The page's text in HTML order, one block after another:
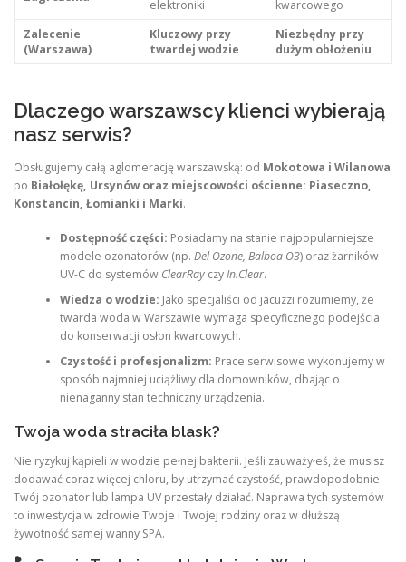
elektroniki
kwarcowego
Zalecenie
(Warszawa)
Kluczowy przy
twardej wodzie
Niezbędny przy
dużym obłożeniu
Dlaczego warszawscy klienci wybierają
nasz serwis?
Obsługujemy całą aglomerację warszawską: od Mokotowa i Wilanowa
po Białołękę, Ursynów oraz miejscowości ościenne: Piaseczno,
Konstancin, Łomianki i Marki.
Dostępność części: Posiadamy na stanie najpopularniejsze
modele ozonatorów (np. Del Ozone, Balboa O3) oraz żarników
UV-C do systemów ClearRayczyIn.Clear.
Wiedza o wodzie: Jako specjaliści od jacuzzi rozumiemy, że
twarda woda w Warszawie wymaga specyficznego podejścia
do konserwacji osłon kwarcowych.
Czystość i profesjonalizm: Prace serwisowe wykonujemy w
sposób najmniej uciążliwy dla domowników, dbając o
nienaganny stan techniczny urządzenia.
Twoja woda straciła blask?
Nie ryzykuj kąpieli w wodzie pełnej bakterii. Jeśli zauważyłeś, że musisz
dodawać coraz więcej chloru, by utrzymać czystość, prawdopodobnie
Twój ozonator lub lampa UV przestały działać. Naprawa tych systemów
to inwestycja w zdrowie Twoje i Twojej rodziny oraz w dłuższą
żywotność samej wanny SPA.